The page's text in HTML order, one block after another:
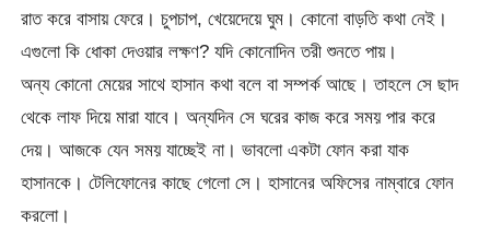
রাত করে বাসায় ফেরে। চুপচাপ, খেয়েদেয়ে ঘুম। কোনো বাড়তি কথা নেই।
এগুলো কি ধোকা দেওয়ার লক্ষণ? যদি কোনোদিন তরী শুনতে পায়।
অন্য কোনো মেয়ের সাথে হাসান কথা বলে বা সম্পর্ক আছে। তাহলে সে ছাদ
থেকে লাফ দিয়ে মারা যাবে। অন্যদিন সে ঘরের কাজ করে সময় পার করে
দেয়। আজকে যেন সময় যাচ্ছেই না। ভাবলো একটা ফোন করা যাক
হাসানকে। টেলিফোনের কাছে গেলো সে। হাসানের অফিসের নাম্বারে ফোন
করলো।